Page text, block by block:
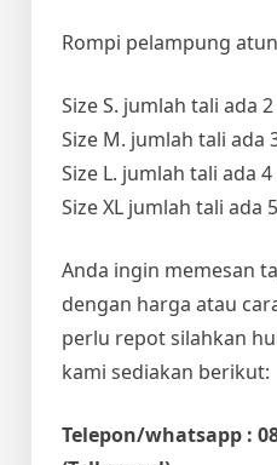
Rompi pelampung
Size S. jumlah tali ada 2
Size M. jumlah tali ada
Size L. jumlah tali ada 4
Size XL jumlah tali ada 5
Anda ingin memesan
dengan harga atau
perlu repot silahkan
kami sediakan berikut:
Telepon/whatsapp :